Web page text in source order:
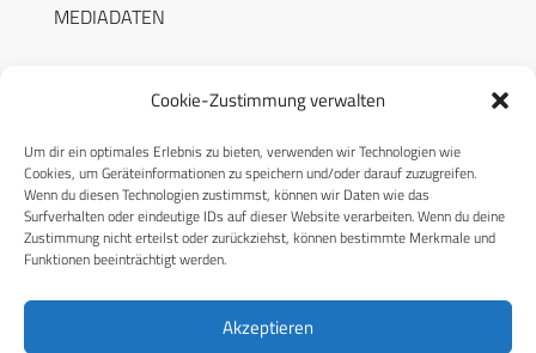
Cookie-Zustimmung verwalten
Um dir ein optimales Erlebnis zu bieten, verwenden wir Technologien wie
Cookies, um Geräteinformationen zu speichern und/oder darauf zuzugreifen.
Wenn du diesen Technologien zustimmst, können wir Daten wie das
Surfverhalten oder eindeutige IDs auf dieser Website verarbeiten. Wenn du deine
Zustimmung nicht erteilst oder zurückziehst, können bestimmte Merkmale und
Funktionen beeinträchtigt werden.
Akzeptieren
MEDIADATEN
RECHTLICHES
Datenschutzerklärung
Cookie-Richtlinie (EU)